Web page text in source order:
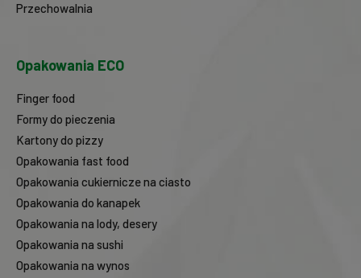
Przechowalnia
Opakowania ECO
Finger food
Formy do pieczenia
Kartony do pizzy
Opakowania fast food
Opakowania cukiernicze na ciasto
Opakowania do kanapek
Opakowania na lody, desery
Opakowania na sushi
Opakowania na wynos